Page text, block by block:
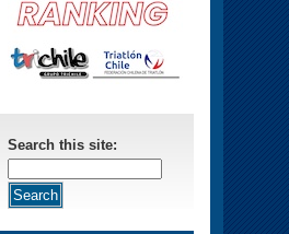
Search this site: